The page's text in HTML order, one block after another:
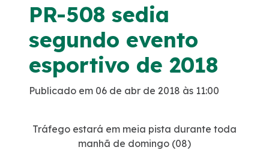
PR-508 sedia
segundo evento
esportivo de 2018
Publicado em 06 de abr de 2018 às 11:00
Tráfego estará em meia pista durante toda
manhã de domingo (08)